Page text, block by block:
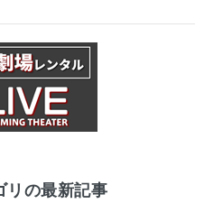
リの最新記事